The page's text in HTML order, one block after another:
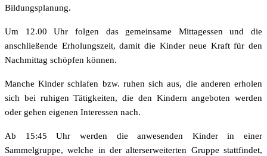
Bildungsplanung.
Um 12.00 Uhr folgen das gemeinsame Mittagessen und die
anschließende Erholungszeit, damit die Kinder neue Kraft für den
Nachmittag schöpfen können.
Manche Kinder schlafen bzw. ruhen sich aus, die anderen erholen
sich bei ruhigen Tätigkeiten, die den Kindern angeboten werden
oder gehen eigenen Interessen nach.
Ab 15:45 Uhr werden die anwesenden Kinder in einer
Sammelgruppe, welche in der alterserweiterten Gruppe stattfindet,